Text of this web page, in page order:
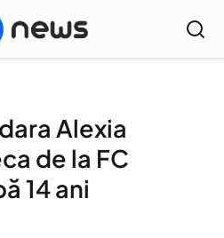
Alexia
de la FC
14 ani